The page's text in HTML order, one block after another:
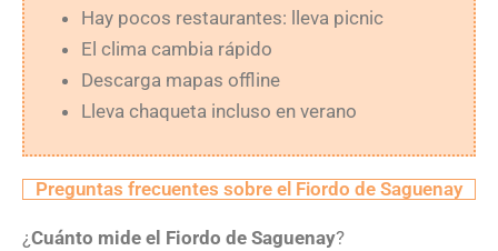
Hay pocos restaurantes: lleva picnic
El clima cambia rápido
Descarga mapas offline
Lleva chaqueta incluso en verano
Preguntas frecuentes sobre el Fiordo de Saguenay
¿Cuánto mide el Fiordo de Saguenay?